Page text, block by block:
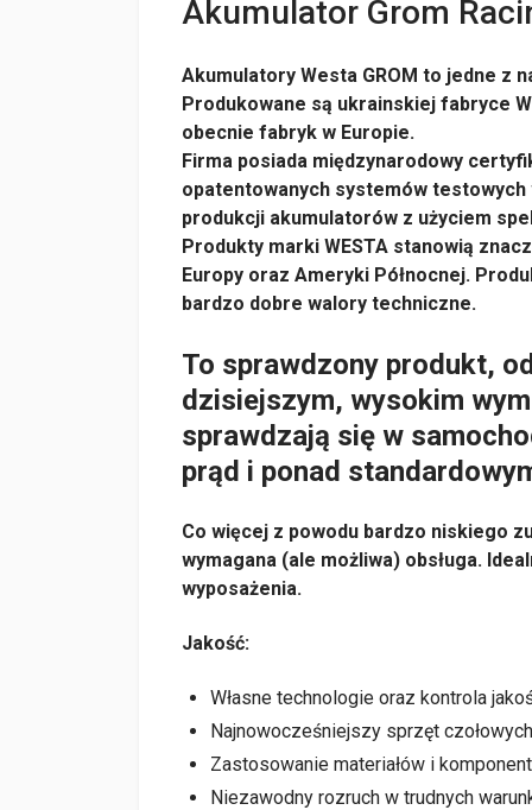
Akumulator Grom
Akumulatory Westa GROM to jedne z
Produkowane są ukrainskiej fabryce
obecnie fabryk w Europie.
Firma posiada międzynarodowy
opatentowanych systemów
produkcji akumulatorów z użyciem
Produkty marki WESTA stanowią
Europy oraz Ameryki Północnej.
bardzo dobre walory techniczne.
To sprawdzony produkt,
dzisiejszym, wysokim
sprawdzają się w
prąd i ponad
Co więcej z powodu bardzo niskiego
wymagana (ale możliwa) obsługa.
wyposażenia.
Jakość:
Własne technologie oraz kontrola
Najnowocześniejszy sprzęt
Zastosowanie materiałów i
Niezawodny rozruch w trudnych